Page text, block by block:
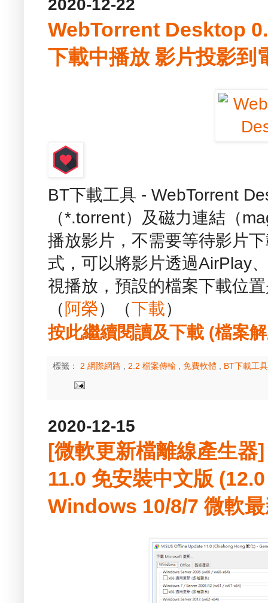
2020-12-22
WebTorrent Desktop
下載中播放 影片投影到
BT下載工具 - WebTorrent
（*.torrent）及磁力連結（
播放影片，不需要等待影片
式，可以將影片透過AirPlay
視播放，預設的檔案下載位
（ 阿榮）（下載）
按此繼續閱讀及下載 (檔案
標籤： 2 網際網路 2.2 檔案傳輸 免費軟體 BT下載工具
2020-12-15
[微軟更新檔離線產生
11.0 免安裝中文版
Windows 10/8/7 微軟